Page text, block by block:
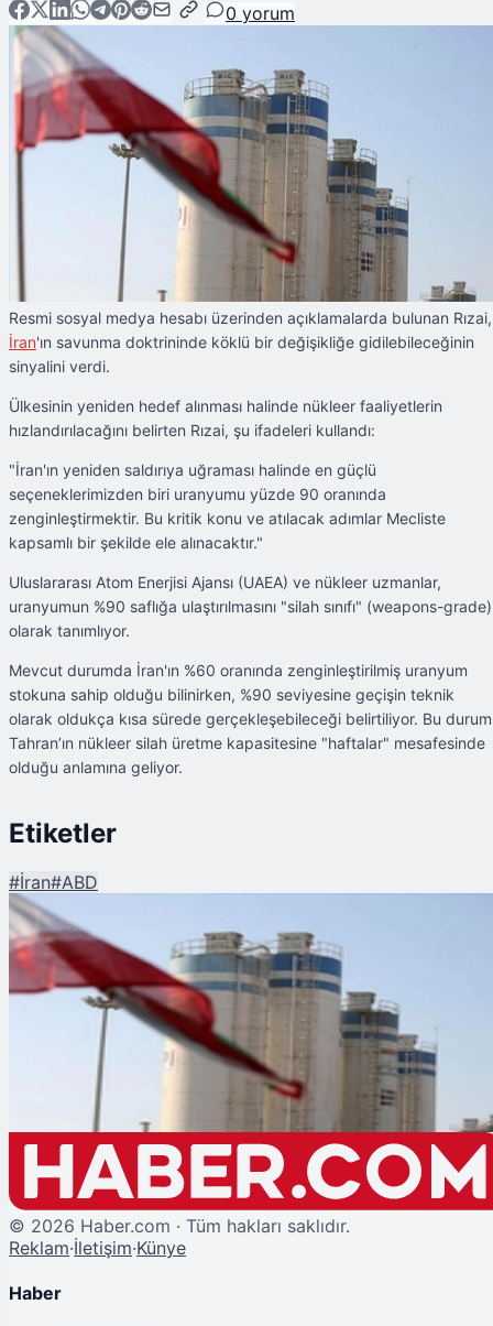
0 yorum
Resmi sosyal medya hesabı üzerinden açıklamalarda bulunan Rızai,
İran'ın savunma doktrininde köklü bir değişikliğe gidilebileceğinin
sinyalini verdi.
Ülkesinin yeniden hedef alınması halinde nükleer faaliyetlerin
hızlandırılacağını belirten Rızai, şu ifadeleri kullandı:
"İran'ın yeniden saldırıya uğraması halinde en güçlü
seçeneklerimizden biri uranyumu yüzde 90 oranında
zenginleştirmektir. Bu kritik konu ve atılacak adımlar Mecliste
kapsamlı bir şekilde ele alınacaktır."
Uluslararası Atom Enerjisi Ajansı (UAEA) ve nükleer uzmanlar,
uranyumun %90 saflığa ulaştırılmasını "silah sınıfı" (weapons-grade)
olarak tanımlıyor.
Mevcut durumda İran'ın %60 oranında zenginleştirilmiş uranyum
stokuna sahip olduğu bilinirken, %90 seviyesine geçişin teknik
olarak oldukça kısa sürede gerçekleşebileceği belirtiliyor. Bu
Tahran’ın nükleer silah üretme kapasitesine "haftalar" mesafesinde
olduğu anlamına geliyor.
Etiketler
#İran#ABD
Şu An Okunan
İran'dan Nükleer Misilleme Tehdidi: "Yüzde 90 Uranyum Seçenekler
© 2026 Haber.com · Tüm hakları saklıdır.
Reklam·İletişim·Künye
Haber